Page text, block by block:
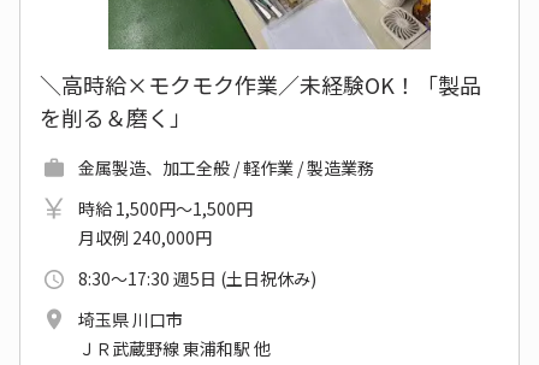
＼高時給×モクモク作業／未経験OK！「製品
を削る＆磨く」
金属製造、加工全般 / 軽作業 / 製造業務
時給 1,500円～1,500円
月収例 240,000円
8:30～17:30 週5日 (土日祝休み)
埼玉県 川口市
ＪＲ武蔵野線 東浦和駅 他